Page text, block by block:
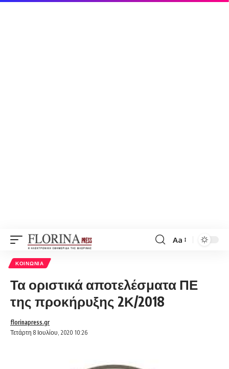
Font
Aa
ΚΟΙΝΩΝΊΑ
Τα οριστικά αποτελέσματα ΠΕ
της προκήρυξης 2Κ/2018
Τετάρτη 8 Ιουλίου, 2020 10:26
florinapress.gr